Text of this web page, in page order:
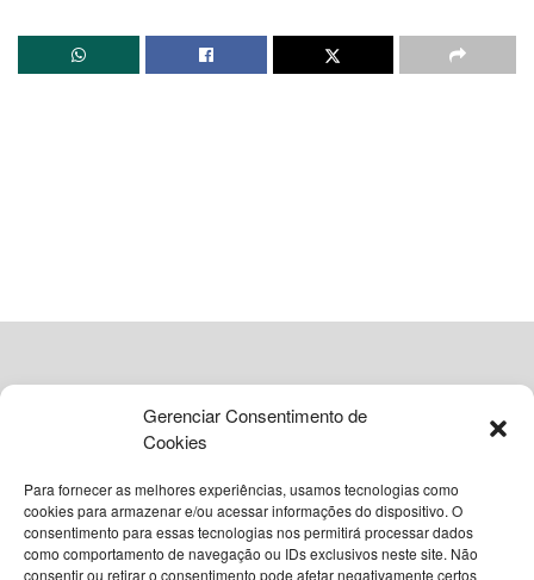
Gerenciar Consentimento de
Cookies
Para fornecer as melhores experiências, usamos tecnologias como
cookies para armazenar e/ou acessar informações do dispositivo. O
consentimento para essas tecnologias nos permitirá processar dados
como comportamento de navegação ou IDs exclusivos neste site. Não
consentir ou retirar o consentimento pode afetar negativamente certos
O evento, que integra atemporada França-Brasil, celebra
200 anos de relações diplomáticas
entre os dois
Também
entre Lula e Flávio Bolsonaro nas intenções de
voto para 2026
3 DE AGOSTO DE 2026
© 2026Grupo VIA365 Comunicação Estratégica